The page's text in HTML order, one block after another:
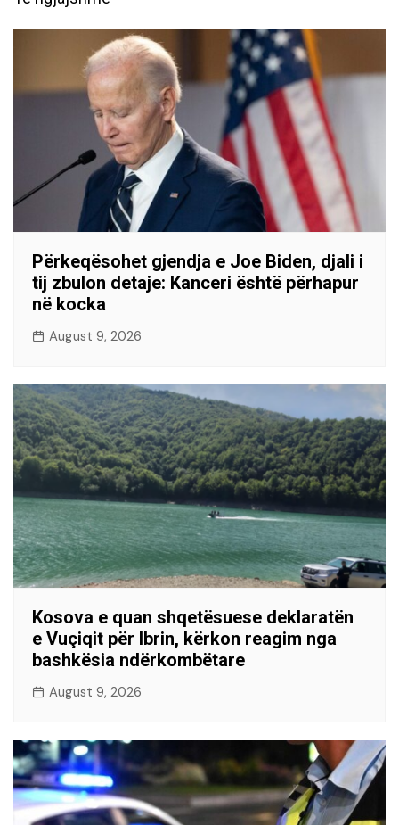
Përkeqësohet gjendja e Joe Biden, djali i
tij zbulon detaje: Kanceri është përhapur
në kocka
August 9, 2026
Kosova e quan shqetësuese deklaratën
e Vuçiqit për Ibrin, kërkon reagim nga
bashkësia ndërkombëtare
August 9, 2026